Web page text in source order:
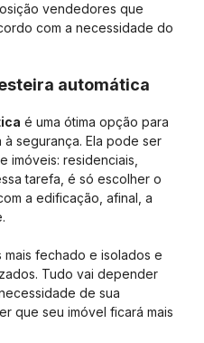
vendedores que
com a necessidade do
automática
é uma ótima opção para
segurança. Ela pode ser
imóveis: residenciais,
tarefa, é só escolher o
a edificação, afinal, a
fechado e isolados e
Tudo vai depender
de sua
que seu imóvel ficará mais